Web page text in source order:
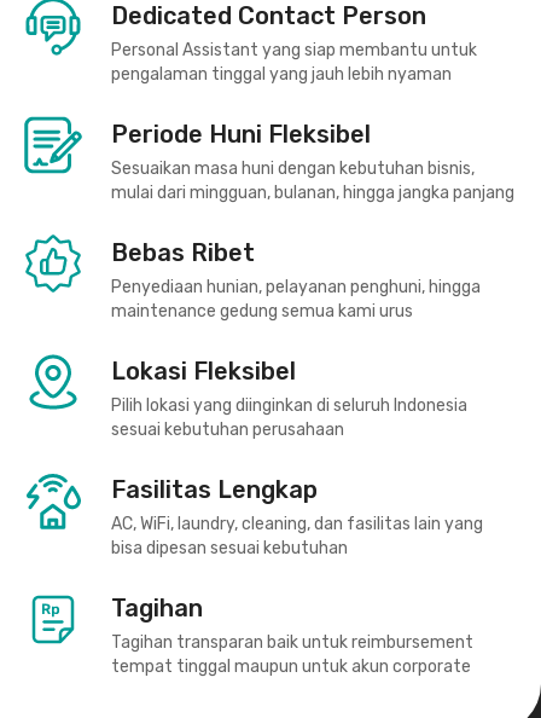
Dedicated Contact Person
Personal Assistant yang siap membantu untuk
pengalaman tinggal yang jauh lebih nyaman
Periode Huni Fleksibel
Sesuaikan masa huni dengan kebutuhan bisnis,
mulai dari mingguan, bulanan, hingga jangka panjang
Bebas Ribet
Penyediaan hunian, pelayanan penghuni, hingga
maintenance gedung semua kami urus
Lokasi Fleksibel
Pilih lokasi yang diinginkan di seluruh Indonesia
sesuai kebutuhan perusahaan
Fasilitas Lengkap
AC, WiFi, laundry, cleaning, dan fasilitas lain yang
bisa dipesan sesuai kebutuhan
Tagihan
Tagihan transparan baik untuk reimbursement
tempat tinggal maupun untuk akun corporate